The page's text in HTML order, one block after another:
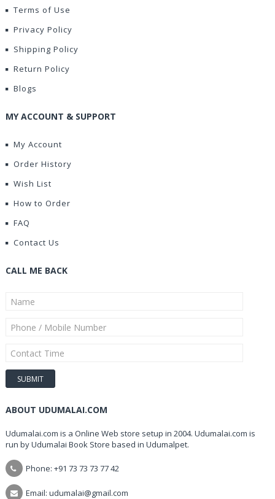
Terms of Use
Privacy Policy
Shipping Policy
Return Policy
Blogs
MY ACCOUNT & SUPPORT
My Account
Order History
Wish List
How to Order
FAQ
Contact Us
CALL ME BACK
ABOUT UDUMALAI.COM
Udumalai.com is a Online Web store setup in 2004. Udumalai.com is
run by Udumalai Book Store based in Udumalpet.
Phone: +91 73 73 73 77 42
Email: udumalai@gmail.com